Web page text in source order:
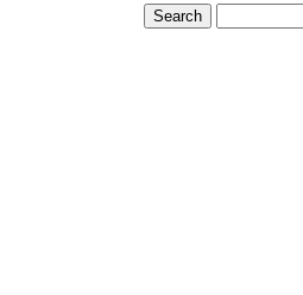
Search